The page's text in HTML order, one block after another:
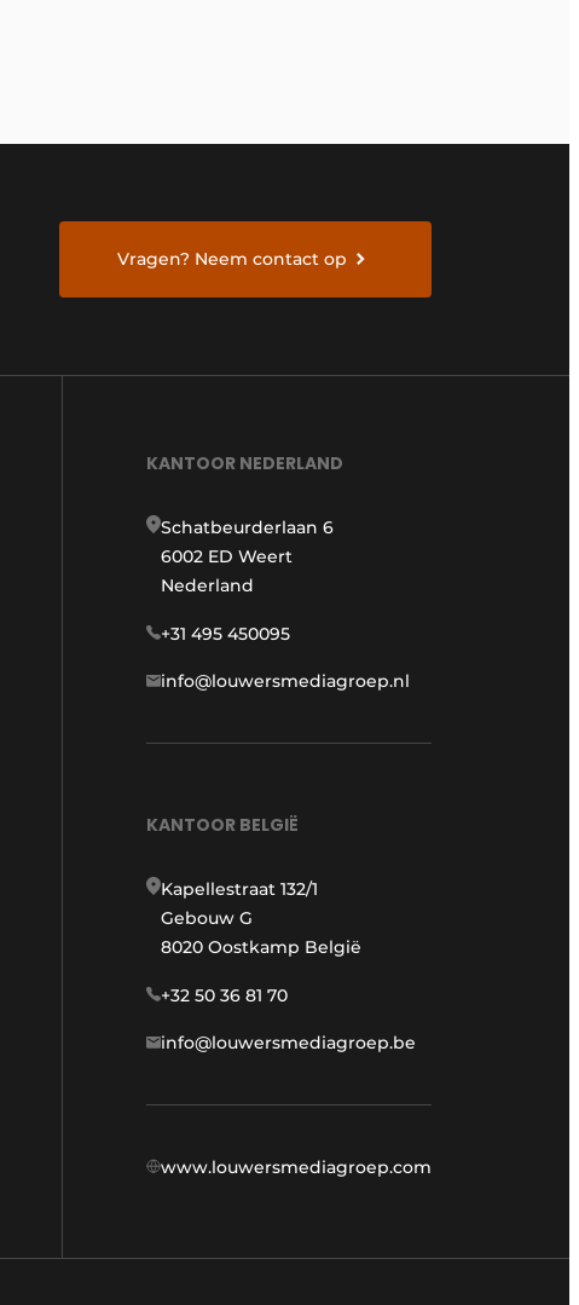
Vragen? Neem contact op
KANTOOR NEDERLAND
Schatbeurderlaan 6
6002 ED Weert
Nederland
+31 495 450095
info@louwersmediagroep.nl
KANTOOR BELGIË
Kapellestraat 132/1
Gebouw G
8020 Oostkamp België
+32 50 36 81 70
info@louwersmediagroep.be
www.louwersmediagroep.com